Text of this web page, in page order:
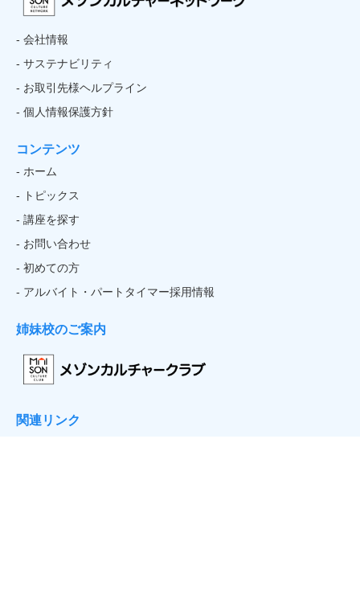
- 会社情報
- サステナビリティ
- お取引先様ヘルプライン
- 個人情報保護方針
コンテンツ
- ホーム
- トピックス
- 講座を探す
- お問い合わせ
- 初めての方
- アルバイト・パートタイマー採用情報
姉妹校のご案内
関連リンク